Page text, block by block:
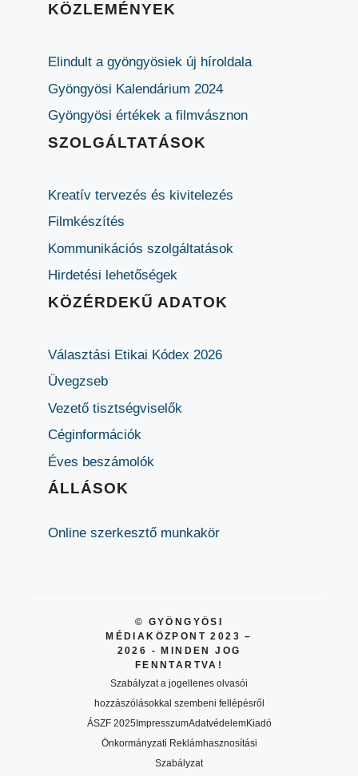
KÖZLEMÉNYEK
Elindult a gyöngyösiek új híroldala
Gyöngyösi Kalendárium 2024
Gyöngyösi értékek a filmvásznon
SZOLGÁLTATÁSOK
Kreatív tervezés és kivitelezés
Filmkészítés
Kommunikációs szolgáltatások
Hirdetési lehetőségek
KÖZÉRDEKŰ ADATOK
Választási Etikai Kódex 2026
Üvegzseb
Vezető tisztségviselők
Céginformációk
Éves beszámolók
ÁLLÁSOK
Online szerkesztő munkakör
© GYÖNGYÖSI
MÉDIAKÖZPONT 2023 –
2026 - MINDEN JOG
FENNTARTVA!
Szabályzat a jogellenes olvasói
hozzászólásokkal szembeni fellépésről
ÁSZF 2025ImpresszumAdatvédelemKiadó
Önkormányzati Reklámhasznosítási
Szabályzat